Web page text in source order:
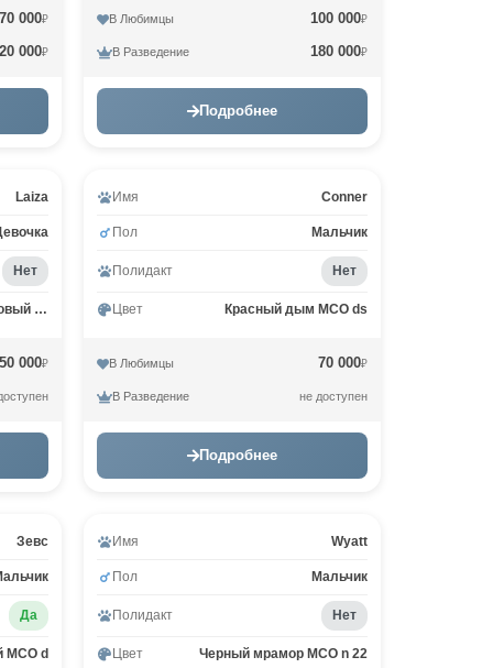
70 000₽
000₽
В Любимцы 100 000₽
В Разведение 180 000₽
Подробнее
Laiza
Нет
Черный серебрянный тигровый MCO ns 23
50 000₽
Имя Conner
Пол Мальчик
Полидакт Нет
Цвет Красный дым MCO ds
В Любимцы 70 000₽
В Разведение не доступен
Подробнее
Зевс
Да
MCO d
Имя Wyatt
Пол Мальчик
Полидакт Нет
Цвет Черный мрамор MCO n 22